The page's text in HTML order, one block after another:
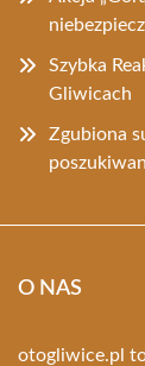
Szybka
Gliwicach
Zgubiona
O NAS
otogliwice.pl